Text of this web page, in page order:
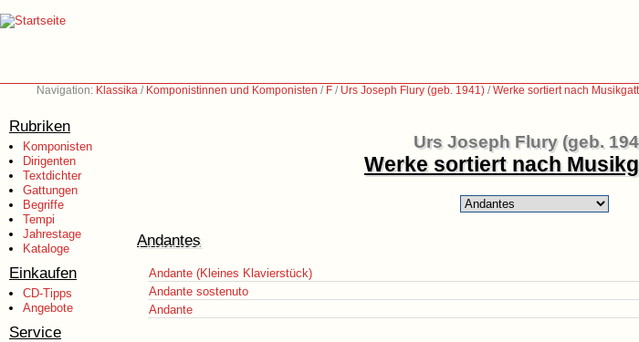
Navigation: Klassika / Komponistinnen und Komponisten / F / Urs Joseph Flury (geb. 1941) /Werke sortiert nach
Rubriken
Komponisten
Dirigenten
Textdichter
Gattungen
Begriffe
Tempi
Jahrestage
Kataloge
Einkaufen
CD-Tipps
Angebote
Service
Urs Joseph Flury (geb.
Werke sortiert nach
Andantes
Andante (Kleines Klavierstück)
Andante sostenuto
Andante